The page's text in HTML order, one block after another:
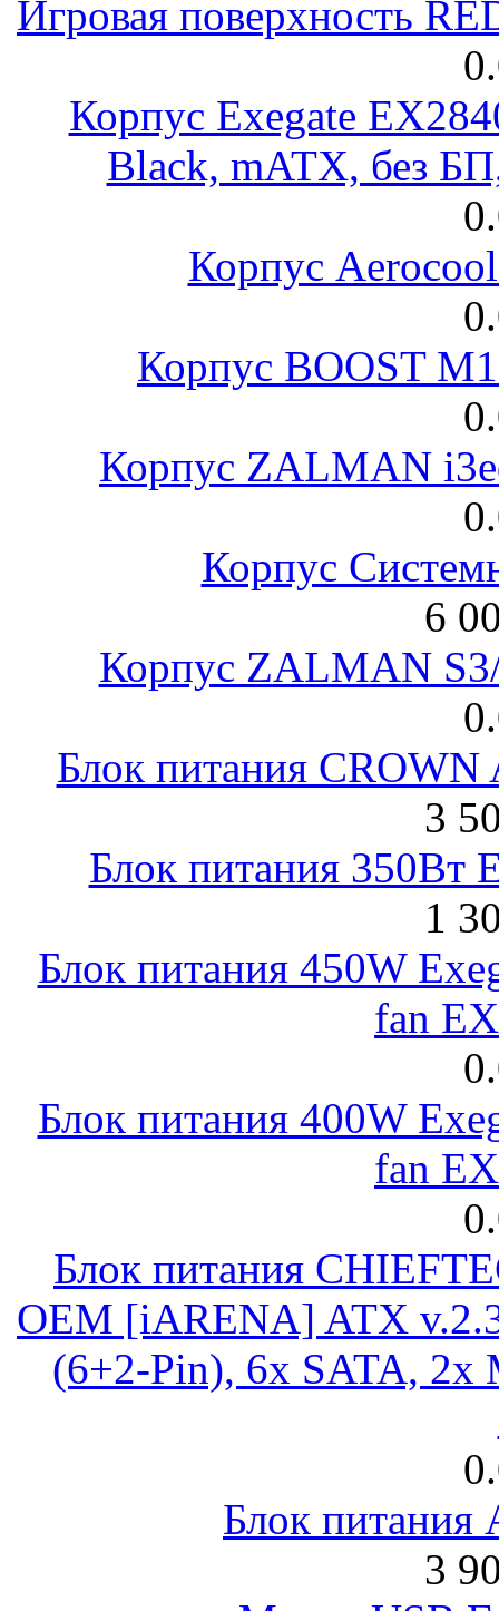
Игровая поверхность
Корпус Exegate
Black, mATX, без
Корпус
Корпус BOOST
Корпус ZALMAN
Корпус
6
Корпус ZALMAN
Блок питания
3
Блок питания 350Вт
1
Блок питания 450W
fan
Блок питания 400W
fan
Блок питания
OEM [iARENA] ATX
(6+2-Pin), 6x SATA, 2x
Блок питания
3